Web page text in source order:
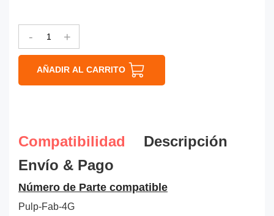
- +
AÑADIR AL CARRITO
Compatibilidad
Descripción
Envío & Pago
Número de Parte compatible
Pulp-Fab-4G